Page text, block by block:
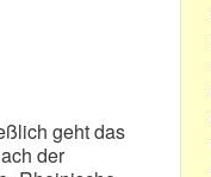
geht das
der